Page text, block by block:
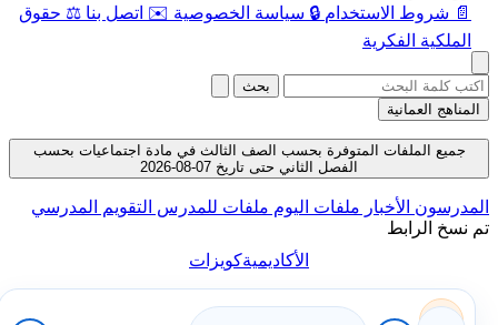
📄 شروط الاستخدام 🔒 سياسة الخصوصية ✉️ اتصل بنا ⚖️ حقوق
الملكية الفكرية
بحث
المناهج العمانية
جميع الملفات المتوفرة بحسب الصف الثالث في مادة اجتماعيات بحسب
الفصل الثاني حتى تاريخ 07-08-2026
المدرسون الأخبار ملفات اليوم ملفات للمدرس التقويم المدرسي
تم نسخ الرابط
الأكاديميةكويزات